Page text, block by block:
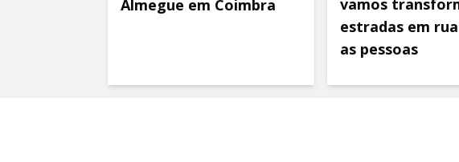
Almegue em Coimbra
estradas em
as pessoas